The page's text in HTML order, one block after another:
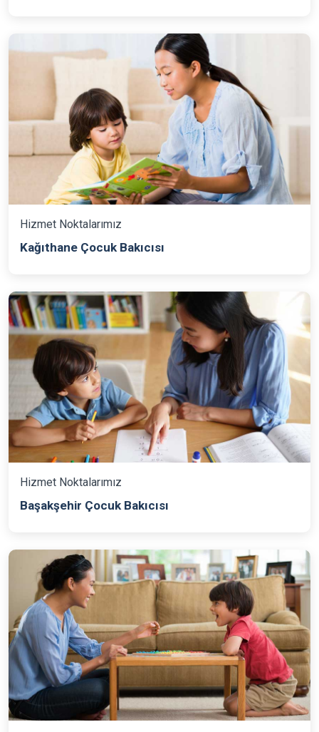
Hizmet Noktalarımız
Kağıthane Çocuk Bakıcısı
Hizmet Noktalarımız
Başakşehir Çocuk Bakıcısı